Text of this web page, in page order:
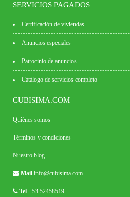
SERVICIOS PAGADOS
Certificación de viviendas
Anuncios especiales
Patrocinio de anuncios
Catálogo de servicios completo
CUBISIMA.COM
Quiénes somos
Términos y condiciones
Nuestro blog
Mail info@cubisima.com
Tel +53 52458519